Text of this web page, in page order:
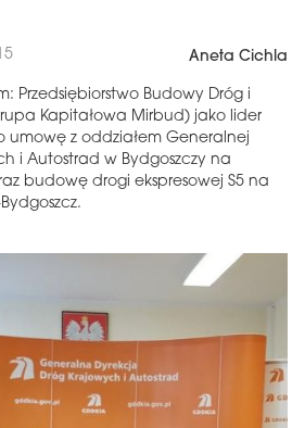
Aneta Cichla
Przedsiębiorstwo Budowy Dróg i
Kapitałowa Mirbud) jako lider
umowę z oddziałem Generalnej
i Autostrad w Bydgoszczy na
budowę drogi ekspresowej S5 na